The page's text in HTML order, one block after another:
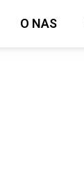
O NAS